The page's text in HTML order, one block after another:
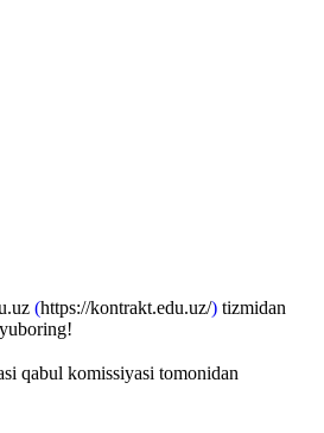
(https://kontrakt.edu.uz/) tizmidan
qabul komissiyasi tomonidan